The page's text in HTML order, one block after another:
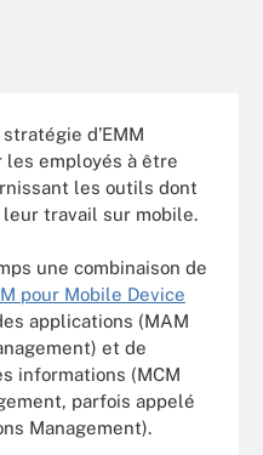
d’EMM
les employés à être
les outils dont
travail sur mobile.
une combinaison de
pour Mobile Device
applications (MAM
et de
informations (MCM
parfois appelé
Management).